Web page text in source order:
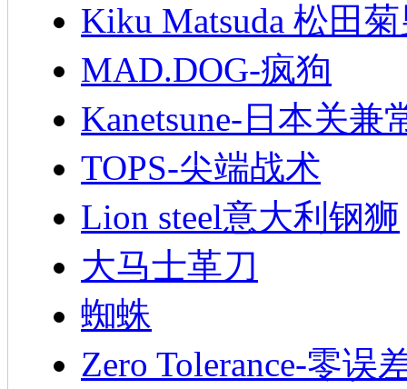
Kiku Matsuda 松田
MAD.DOG-疯狗
Kanetsune-日本关兼
TOPS-尖端战术
Lion steel意大利钢狮
大马士革刀
蜘蛛
Zero Tolerance-零误